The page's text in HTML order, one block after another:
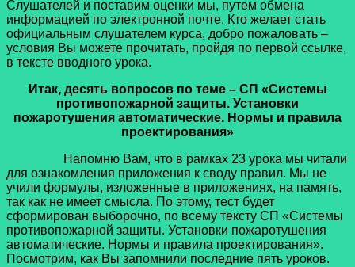
Слушателей и поставим оценки мы, путем обмена
информацией по электронной почте. Кто желает стать
официальным слушателем курса, добро пожаловать –
условия Вы можете прочитать, пройдя по первой ссылке,
в тексте вводного урока.
Итак, десять вопросов по теме – СП «Системы
противопожарной защиты. Установки
пожаротушения автоматические. Нормы и правила
проектирования»
Напомню Вам, что в рамках 23 урока мы читали
для ознакомления приложения к своду правил. Мы не
учили формулы, изложенные в приложениях, на память,
так как не имеет смысла. По этому, тест будет
сформирован выборочно, по всему тексту СП «Системы
противопожарной защиты. Установки пожаротушения
автоматические. Нормы и правила проектирования».
Посмотрим, как Вы запомнили последние пять уроков.